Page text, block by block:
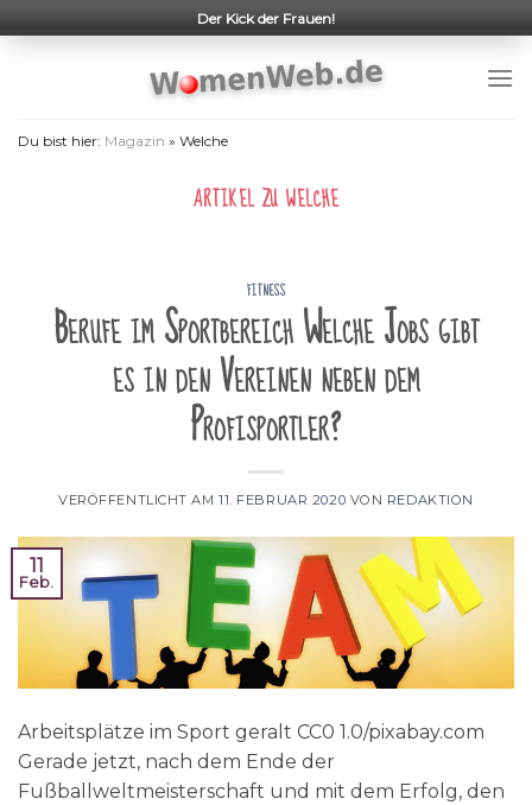
to
Der Kick der Frauen!
Du bist hier: Magazin » Welche
ARTIKEL ZU WELCHE
FITNESS
Berufe im Sportbereich Welche Jobs gibt
es in den Vereinen neben dem
Profisportler?
VERÖFFENTLICHT AM11. FEBRUAR 2020 VON REDAKTION
11
Feb.
Arbeitsplätze im Sport geralt CC0 1.0/pixabay.com
Gerade jetzt, nach dem Ende der
Fußballweltmeisterschaft und mit dem Erfolg, den